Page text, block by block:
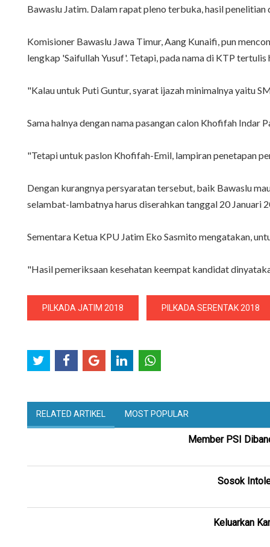
Bawaslu Jatim. Dalam rapat pleno terbuka, hasil
Komisioner Bawaslu Jawa Timur, Aang Kunaifi, pun
lengkap 'Saifullah Yusuf'. Tetapi, pada nama di KTP tertulis
"Kalau untuk Puti Guntur, syarat ijazah minimalnya yaitu
Sama halnya dengan nama pasangan calon Khofifah Indar
"Tetapi untuk paslon Khofifah-Emil, lampiran penetapan
Dengan kurangnya persyaratan tersebut, baik Bawaslu
selambat-lambatnya harus diserahkan tanggal 20 Januari
Sementara Ketua KPU Jatim Eko Sasmito mengatakan,
"Hasil pemeriksaan kesehatan keempat kandidat
PILKADA JATIM 2018 PILKADA SERENTAK 2018
RELATED ARTIKEL MOST POPULAR
Member PSI
Sosok
Keluarkan